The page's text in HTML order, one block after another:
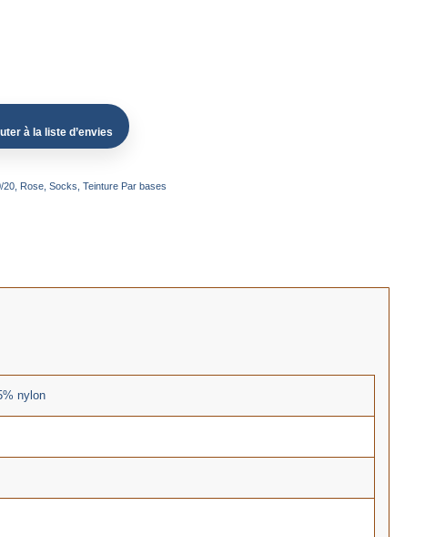
à la liste d’envies
20, Rose, Socks Teinture Par bases
nylon